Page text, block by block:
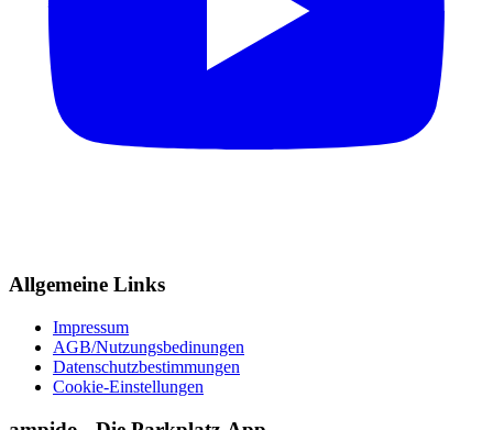
Allgemeine Links
Impressum
AGB/Nutzungsbedinungen
Datenschutzbestimmungen
Cookie-Einstellungen